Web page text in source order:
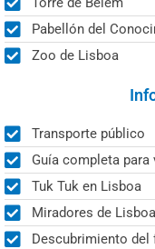
Pabellón del
Zoo de Lisboa
Transporte público
Guía completa
Tuk Tuk en Lisboa
Miradores de Lisboa
Descubrimiento del